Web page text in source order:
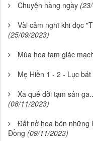
Chuyện hàng ngày
Vài cảm nghĩ khi đọc
(25/09/2023)
Mùa hoa tam giác
Mẹ Hiền 1 - 2 - Lục
Xa quê đời tạm sân
(08/11/2023)
Đất nở hoa bên những
Đồng (09/11/2023)